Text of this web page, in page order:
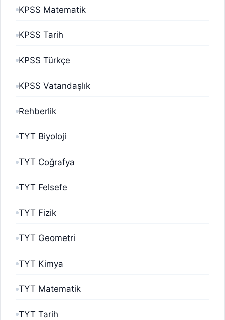
KPSS Matematik
KPSS Tarih
KPSS Türkçe
KPSS Vatandaşlık
Rehberlik
TYT Biyoloji
TYT Coğrafya
TYT Felsefe
TYT Fizik
TYT Geometri
TYT Kimya
TYT Matematik
TYT Tarih